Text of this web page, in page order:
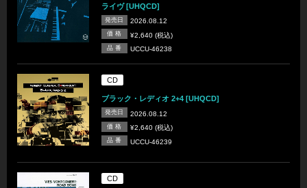
ライヴ [UHQCD]
発売日 2026.08.12
価 格 ¥2,640 (税込)
品 番 UCCU-46238
CD
ブラック・レディオ 2+4 [UHQCD]
発売日 2026.08.12
価 格 ¥2,640 (税込)
品 番 UCCU-46239
CD